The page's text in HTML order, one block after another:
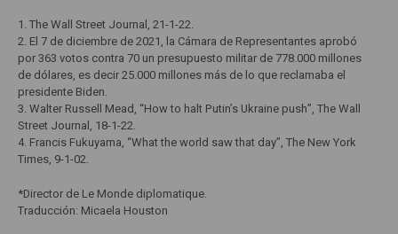
1. The Wall Street Journal, 21-1-22.
2. El 7 de diciembre de 2021, la Cámara de Representantes aprobó
por 363 votos contra 70 un presupuesto militar de 778.000 millones
de dólares, es decir 25.000 millones más de lo que reclamaba el
presidente Biden.
3. Walter Russell Mead, “How to halt Putin’s Ukraine push”, The Wall
Street Journal, 18-1-22.
4. Francis Fukuyama, “What the world saw that day”, The New York
Times, 9-1-02.
*Director de Le Monde diplomatique.
Traducción: Micaela Houston